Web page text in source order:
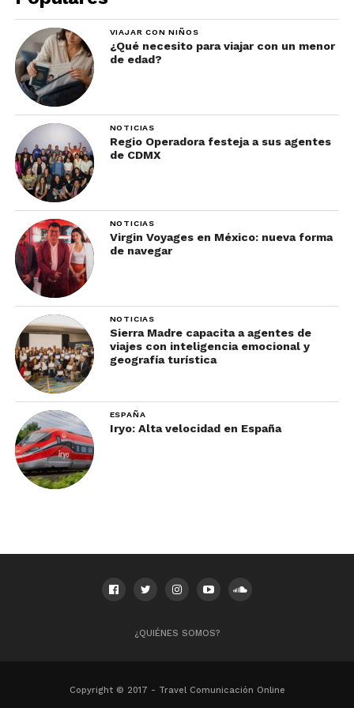
preciados pequeños
negocios hasta nuestras
atracciones icónicas y
arte inigualable y
escena gastronómica,
hay algo para todos en
este distrito lleno de
infinitas posibilidades.”
Maria Torres-Springer, NYC Deputy Mayor
for Economic & Workforce Development.
No olvides suscribirte en
VIAJAR CON NIÑOS
¿Qué necesito para viajar con un menor
de edad?
NOTICIAS
Regio Operadora festeja a sus agentes
de CDMX
NOTICIAS
Virgin Voyages en México: nueva forma
de navegar
NOTICIAS
Sierra Madre capacita a agentes de
viajes con inteligencia emocional y
geografía turística
ESPAÑA
Iryo: Alta velocidad en España
¿QUIÉNES SOMOS?
Copyright © 2017 - Travel Comunicación Online